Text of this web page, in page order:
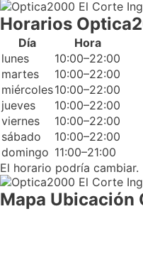
Horarios
Día
Hora
lunes
10:00–22:00
martes
10:00–22:00
miércoles10:00–22:00
jueves
10:00–22:00
viernes
10:00–22:00
sábado
10:00–22:00
domingo 11:00–21:00
El horario podría cambiar.
Mapa Ubicación